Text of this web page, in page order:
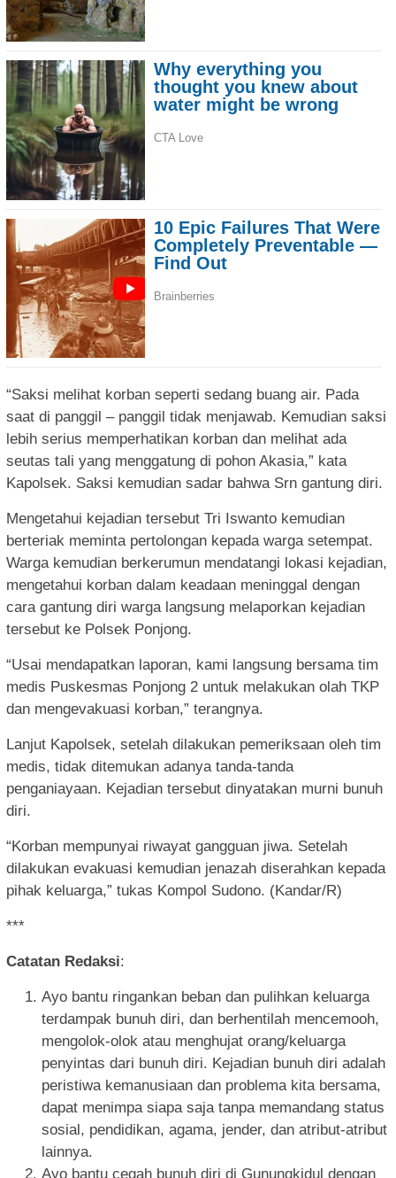
“Saksi melihat korban seperti sedang buang air. Pada
saat di panggil – panggil tidak menjawab. Kemudian saksi
lebih serius memperhatikan korban dan melihat ada
seutas tali yang menggatung di pohon Akasia,” kata
Kapolsek. Saksi kemudian sadar bahwa Srn gantung diri.
Mengetahui kejadian tersebut Tri Iswanto kemudian
berteriak meminta pertolongan kepada warga setempat.
Warga kemudian berkerumun mendatangi lokasi kejadian,
mengetahui korban dalam keadaan meninggal dengan
cara gantung diri warga langsung melaporkan kejadian
tersebut ke Polsek Ponjong.
“Usai mendapatkan laporan, kami langsung bersama tim
medis Puskesmas Ponjong 2 untuk melakukan olah TKP
dan mengevakuasi korban,” terangnya.
Lanjut Kapolsek, setelah dilakukan pemeriksaan oleh tim
medis, tidak ditemukan adanya tanda-tanda
penganiayaan. Kejadian tersebut dinyatakan murni bunuh
diri.
“Korban mempunyai riwayat gangguan jiwa. Setelah
dilakukan evakuasi kemudian jenazah diserahkan kepada
pihak keluarga,” tukas Kompol Sudono. (Kandar/R)
***
Catatan Redaksi:
Ayo bantu ringankan beban dan pulihkan keluarga
terdampak bunuh diri, dan berhentilah mencemooh,
mengolok-olok atau menghujat orang/keluarga
penyintas dari bunuh diri. Kejadian bunuh diri adalah
peristiwa kemanusiaan dan problema kita bersama,
dapat menimpa siapa saja tanpa memandang status
sosial, pendidikan, agama, jender, dan atribut-atribut
lainnya.
Ayo bantu cegah bunuh diri di Gunungkidul dengan